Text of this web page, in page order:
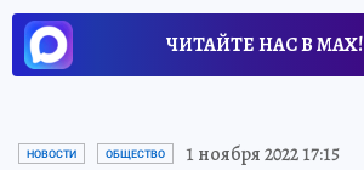
ЧИТАЙТЕ НАС В МАХ!
НОВОСТИ ОБЩЕСТВО 1 ноября 2022 17:15